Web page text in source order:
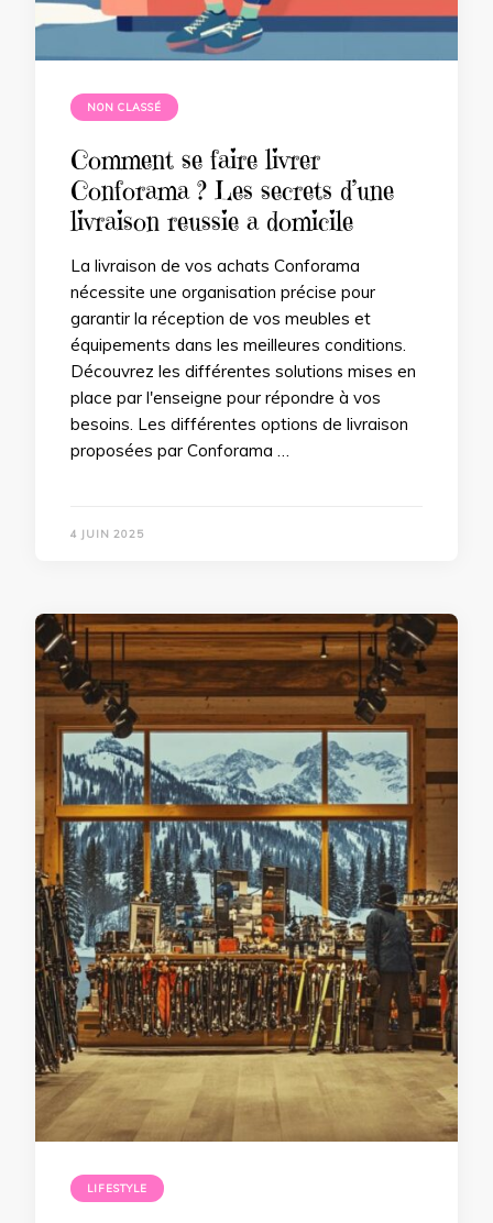
NON CLASSÉ
Comment se faire livrer
Conforama ? Les secrets d’une
livraison reussie a domicile
La livraison de vos achats Conforama
nécessite une organisation précise pour
garantir la réception de vos meubles et
équipements dans les meilleures conditions.
Découvrez les différentes solutions mises en
place par l'enseigne pour répondre à vos
besoins. Les différentes options de livraison
proposées par Conforama …
4 JUIN 2025
LIFESTYLE